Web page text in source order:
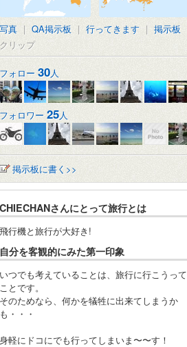
写真 | QA掲示板 | 行ってきます | 掲示板
クリップ
フォロー 30人
フォロワー 25人
掲示板に書く>>
CHIECHANさんにとって旅行とは
飛行機と旅行が大好き!
自分を客観的にみた第一印象
いつでも考えていることは、旅行に行こうって
ことです。
そのためなら、何かを犠牲に出来てしまうか
も・・・
身軽にドコにでも行ってしまいま〜〜す！